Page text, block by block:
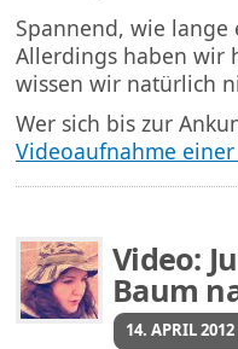
Spannend, wie
Allerdings haben wir
wissen wir natürlich
Wer sich bis zur
Videoaufnahme
Video:
Baum
14. APRIL 2012